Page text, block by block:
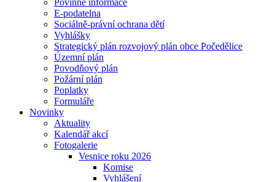
Povinné informace
E-podatelna
Sociálně-právní ochrana dětí
Vyhlášky
Strategický plán rozvojový plán obce Počedělice
Územní plán
Povodňový plán
Požární plán
Poplatky
Formuláře
Novinky
Aktuality
Kalendář akcí
Fotogalerie
Vesnice roku 2026
Komise
Vyhlášení